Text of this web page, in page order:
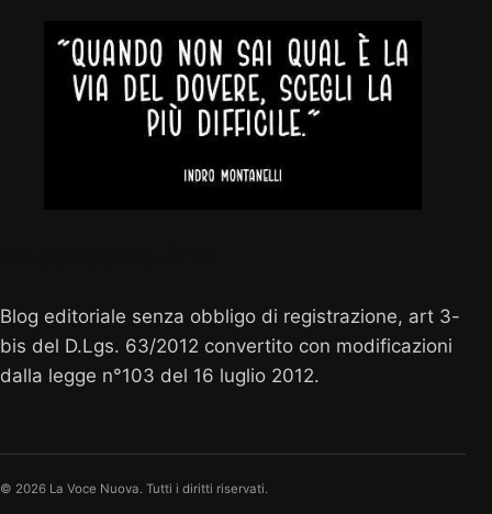
Blog editoriale senza obbligo di registrazione, art 3-
bis del D.Lgs. 63/2012 convertito con modificazioni
dalla legge n°103 del 16 luglio 2012.
© 2026 La Voce Nuova. Tutti i diritti riservati.